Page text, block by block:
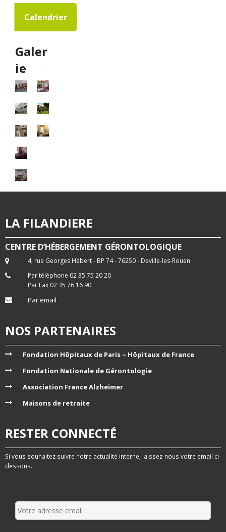
Calendrier
Galer
ie
LA FILANDIERE
CENTRE D’HÉBERGEMENT GÉRONTOLOGIQUE
4, rue Georges Hébert - BP 74 - 76250 - Deville-les-Rouen
Par téléphone 02 35 75 20 20
Par Fax 02 35 76 16 90
Par email
NOS PARTENAIRES
Fondation Hôpitaux de Paris – Hôpitaux de France
Fondation Nationale de Gérontologie
Association France Alzheimer
Maisons de retraite
RESTER CONNECTÉ
Si vous souhaitez suivre notre actualité interne, laissez-nous votre email ci-
dessous.